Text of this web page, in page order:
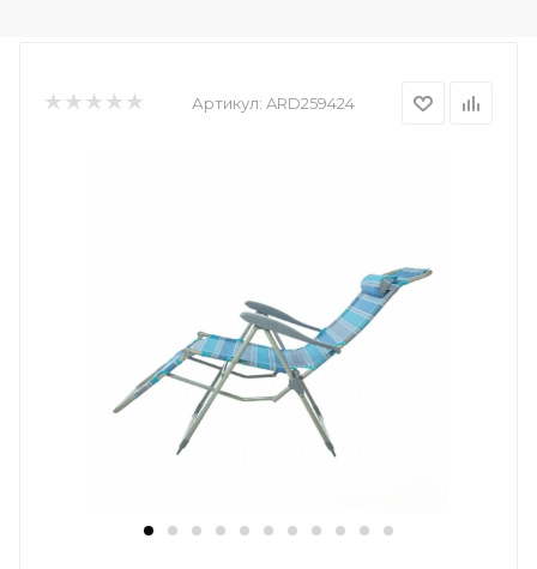
Артикул: ARD259424